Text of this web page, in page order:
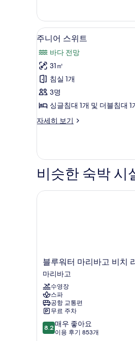
원
전
망
사
진
모
두
보
기
침
실
1
개,
금
연,
정
원
전
망
자
세
주
니
어
스
위
트
진
두
기
7
주니어 스위트
바다 전망
31㎡
침실 1개
3명
싱글침대 1개 및 더블침대 1
자세히 보기
주
위
자
히
비슷한 숙박 시
블
루
워
터
마
리
바
고
비
블루워터 마리바고 비치
마리바고
수영장
스파
공항 교통편
무료 주차
10
점
8.2 매우 좋아요
이용 후기 853개
블루워터 마리바고 비치 리